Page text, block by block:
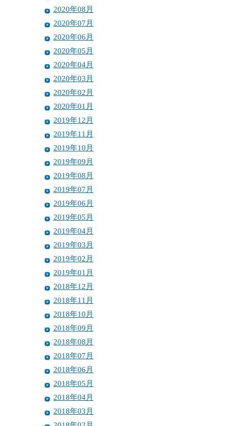
2020年08月
2020年07月
2020年06月
2020年05月
2020年04月
2020年03月
2020年02月
2020年01月
2019年12月
2019年11月
2019年10月
2019年09月
2019年08月
2019年07月
2019年06月
2019年05月
2019年04月
2019年03月
2019年02月
2019年01月
2018年12月
2018年11月
2018年10月
2018年09月
2018年08月
2018年07月
2018年06月
2018年05月
2018年04月
2018年03月